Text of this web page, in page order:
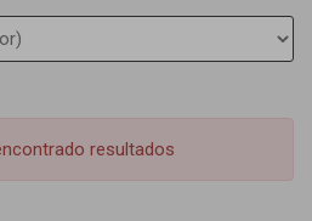
resultados